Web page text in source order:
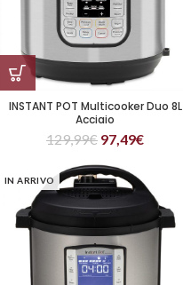
INSTANT POT Multicooker Duo 8L
Acciaio
129,99€ 97,49€
IN ARRIVO